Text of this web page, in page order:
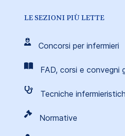
LE SEZIONI PIÙ LETTE
Concorsi per infermieri
FAD, corsi e convegni
Tecniche
Normative